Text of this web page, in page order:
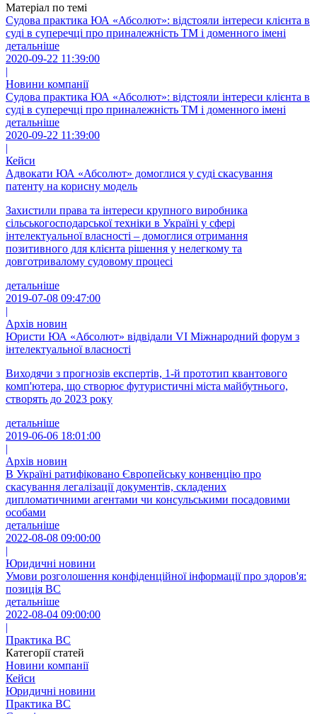
Матеріал по темі
Судова практика ЮА «Абсолют»: відстояли інтереси клієнта в
суді в суперечці про приналежність ТМ і доменного імені
детальніше
2020-09-22 11:39:00
|
Новини компанії
Судова практика ЮА «Абсолют»: відстояли інтереси клієнта в
суді в суперечці про приналежність ТМ і доменного імені
детальніше
2020-09-22 11:39:00
|
Кейси
Адвокати ЮА «Абсолют» домоглися у суді скасування
патенту на корисну модель
Захистили права та інтереси крупного виробника
сільськогосподарської техніки в Україні у сфері
інтелектуальної власності – домоглися отримання
позитивного для клієнта рішення у нелегкому та
довготривалому судовому процесі
детальніше
2019-07-08 09:47:00
|
Архів новин
Юристи ЮА «Абсолют» відвідали VI Міжнародний форум з
інтелектуальної власності
Виходячи з прогнозів експертів, 1-й прототип квантового
комп'ютера, що створює футуристичні міста майбутнього,
створять до 2023 року
детальніше
2019-06-06 18:01:00
|
Архів новин
В Україні ратифіковано Європейську конвенцію про
скасування легалізації документів, складених
дипломатичними агентами чи консульськими посадовими
особами
детальніше
2022-08-08 09:00:00
|
Юридичні новини
Умови розголошення конфіденційної інформації про здоров'я:
позиція ВС
детальніше
2022-08-04 09:00:00
|
Практика ВС
Категорії статей
Новини компанії
Кейси
Юридичні новини
Практика ВС